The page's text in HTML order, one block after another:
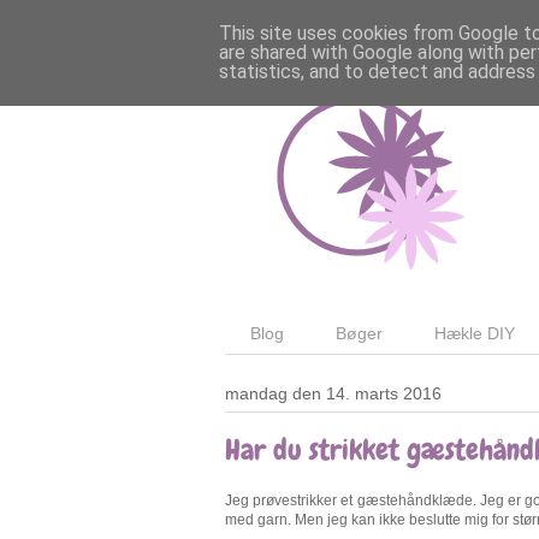
Blog Bøger Hækle DIY
mandag den 14. marts 2016
Har du strikket
Jeg prøvestrikker et gæstehåndklæde. Jeg er
med garn. Men jeg kan ikke beslutte mig for
This site uses cookies from Google
are shared with Google along with
statistics, and to detect and address